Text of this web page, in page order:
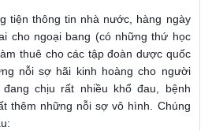
tiện thông tin nhà nước, hàng ngày
cho ngoại bang (có những thứ học
thuê cho các tập đoàn dược quốc
nỗi sợ hãi kinh hoàng cho người
chịu rất nhiều khổ đau, bệnh
thêm những nỗi sợ vô hình. Chúng